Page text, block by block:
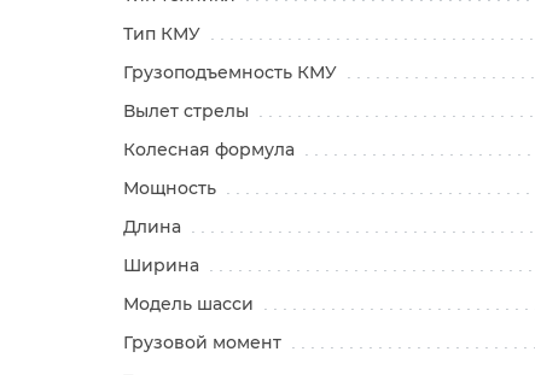
Тип КМУ
Грузоподъемность КМУ
Вылет стрелы
Колесная формула
Мощность
Длина
Ширина
Модель шасси
Грузовой момент